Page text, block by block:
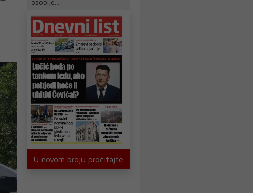
osoblje...
U novom broju pročitajte